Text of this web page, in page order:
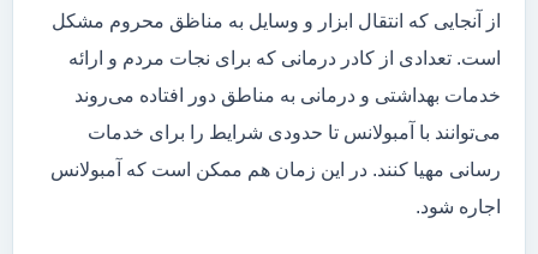
از آنجایی که انتقال ابزار و وسایل به مناظق محروم مشکل
است. تعدادی از کادر درمانی که برای نجات مردم و ارائه
خدمات بهداشتی و درمانی به مناطق دور افتاده می‌روند
می‌توانند با آمبولانس تا حدودی شرایط را برای خدمات
رسانی مهیا کنند. در این زمان هم ممکن است که آمبولانس
اجاره شود.